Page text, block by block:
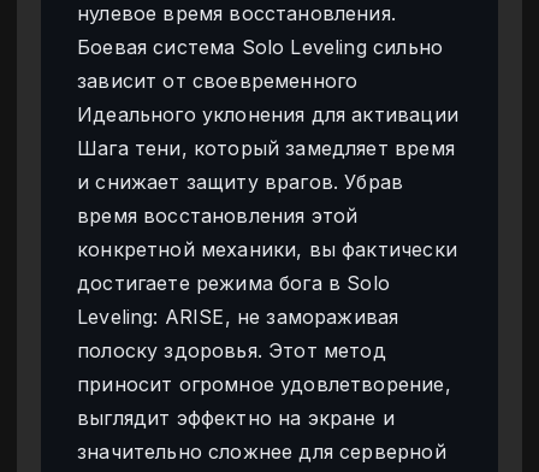
нулевое время восстановления.
Боевая система Solo Leveling сильно
зависит от своевременного
Идеального уклонения для активации
Шага тени, который замедляет время
и снижает защиту врагов. Убрав
время восстановления этой
конкретной механики, вы фактически
достигаете режима бога в Solo
Leveling: ARISE, не замораживая
полоску здоровья. Этот метод
приносит огромное удовлетворение,
выглядит эффектно на экране и
значительно сложнее для серверной